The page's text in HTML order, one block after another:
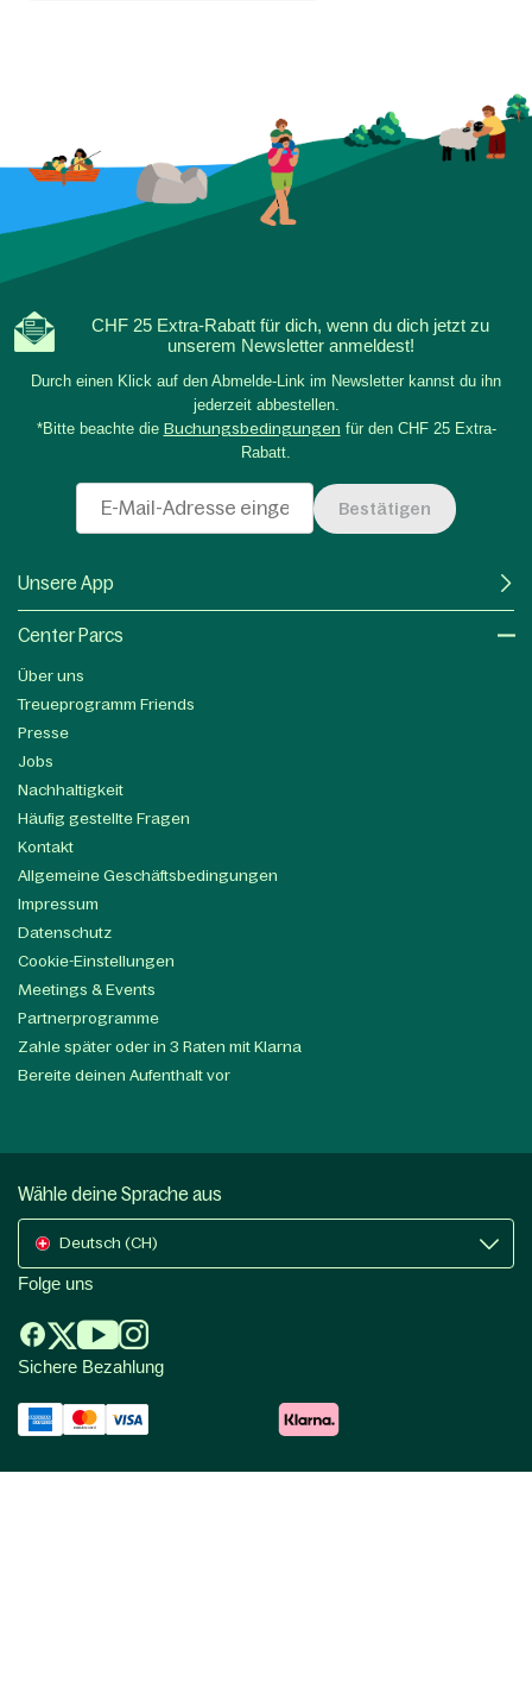
CHF 25 Extra-Rabatt für dich, wenn du dich jetzt zu
unserem Newsletter anmeldest!
Durch einen Klick auf den Abmelde-Link im Newsletter kannst du ihn
jederzeit abbestellen.
*Bitte beachte die Buchungsbedingungen für den CHF 25 Extra-
Rabatt.
Bestätigen
Unsere App
Center Parcs
Über uns
Treueprogramm Friends
Presse
Jobs
Nachhaltigkeit
Häufig gestellte Fragen
Kontakt
Allgemeine Geschäftsbedingungen
Impressum
Datenschutz
Cookie-Einstellungen
Meetings & Events
Partnerprogramme
Zahle später oder in 3 Raten mit Klarna
Bereite deinen Aufenthalt vor
Wähle deine Sprache aus
Deutsch (CH)
Folge uns
Sichere Bezahlung